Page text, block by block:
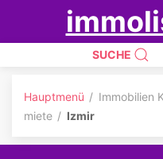
SUCHE
Hauptmenü Immobilien
miete
Izmir